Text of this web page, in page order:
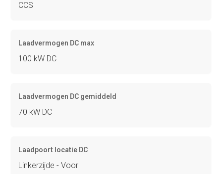
CCS
Laadvermogen DC max
100 kW DC
Laadvermogen DC gemiddeld
70 kW DC
Laadpoort locatie DC
Linkerzijde - Voor